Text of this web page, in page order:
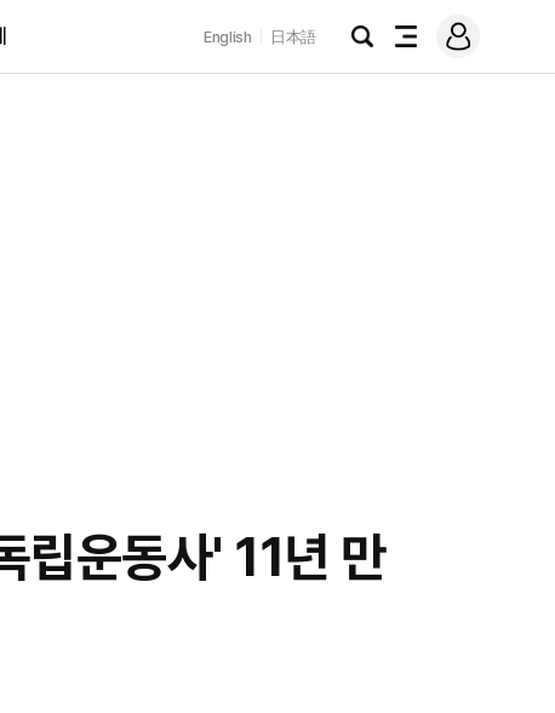
English 日本語
검
전
메
그
립운동사' 11년 만